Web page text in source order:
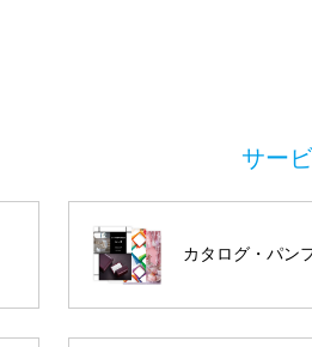
カタログ・パン